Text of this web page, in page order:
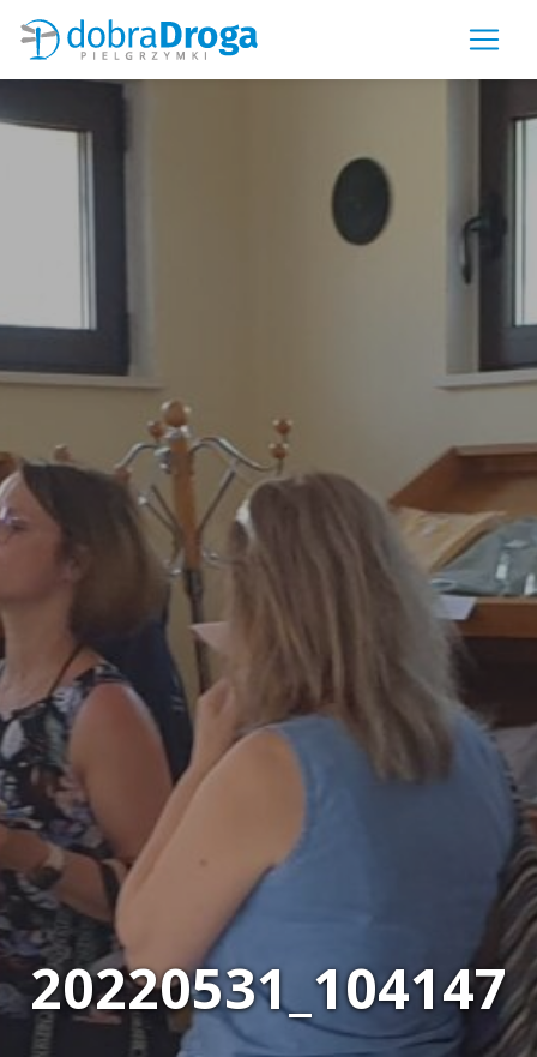
20220531_104147